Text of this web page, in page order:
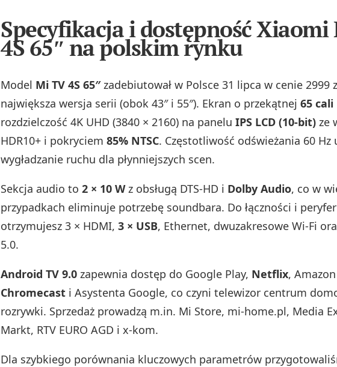
Specyfikacja i dostępność Xiaomi
4S 65″ na polskim rynku
Model Mi TV 4S 65″zadebiutował w Polsce 31 lipca w cenie 2999
największa wersja serii (obok 43″ i 55″). Ekran o przekątnej 65 cali
rozdzielczość 4K UHD (3840 × 2160) na panelu IPS LCD (10-bit) ze
HDR10+ i pokryciem 85% NTSC. Częstotliwość odświeżania 60 Hz
wygładzanie ruchu dla płynniejszych scen.
Sekcja audio to 2 × 10 Wz obsługą DTS‑HD i Dolby Audio, co w
przypadkach eliminuje potrzebę soundbara. Do łączności i
otrzymujesz 3 × HDMI, 3 × USB, Ethernet, dwuzakresowe Wi‑Fi
5.0.
Android TV 9.0 zapewnia dostęp do Google Play, Netflix,
Chromecast i Asystenta Google, co czyni telewizor centrum
rozrywki. Sprzedaż prowadzą m.in. Mi Store, mi‑home.pl, Media
Markt, RTV EURO AGD i x‑kom.
Dla szybkiego porównania kluczowych parametrów